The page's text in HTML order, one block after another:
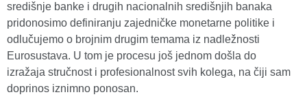
središnje banke i drugih nacionalnih središnjih banaka
pridonosimo definiranju zajedničke monetarne politike i
odlučujemo o brojnim drugim temama iz nadležnosti
Eurosustava. U tom je procesu još jednom došla do
izražaja stručnost i profesionalnost svih kolega, na čiji sam
doprinos iznimno ponosan.